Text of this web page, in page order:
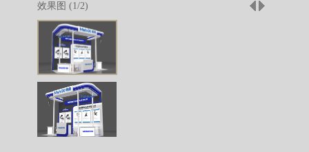
效果图 (1/2)